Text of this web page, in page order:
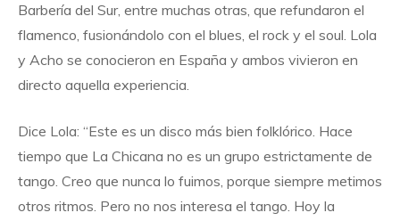
Barbería del Sur, entre muchas otras, que refundaron el
flamenco, fusionándolo con el blues, el rock y el soul. Lola
y Acho se conocieron en España y ambos vivieron en
directo aquella experiencia.
Dice Lola: “Este es un disco más bien folklórico. Hace
tiempo que La Chicana no es un grupo estrictamente de
tango. Creo que nunca lo fuimos, porque siempre metimos
otros ritmos. Pero no nos interesa el tango. Hoy la